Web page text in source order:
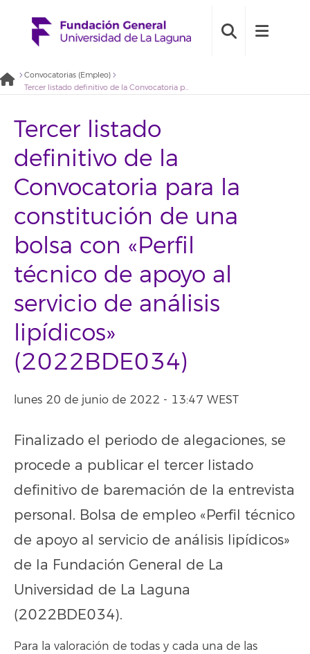
Convocatorias (Empleo)
Tercer listado definitivo de la Convocatoria para la constitución de una bolsa con «Perfil técnico de apoyo al servicio de análisis lipídicos» (2022BDE034)
Tercer listado
definitivo de la
Convocatoria para la
constitución de una
bolsa con «Perfil
técnico de apoyo al
servicio de análisis
lipídicos»
(2022BDE034)
lunes 20 de junio de 2022 - 13:47 WEST
Finalizado el periodo de alegaciones, se
procede a publicar el tercer listado
definitivo de baremación de la entrevista
personal. Bolsa de empleo «Perfil técnico
de apoyo al servicio de análisis lipídicos»
de la Fundación General de La
Universidad de La Laguna
(2022BDE034).
Para la valoración de todas y cada una de las